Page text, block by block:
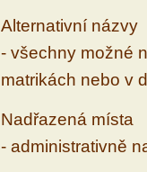
Alternativní názvy
- všechny možné
matrikách nebo v
Nadřazená místa
- administrativně